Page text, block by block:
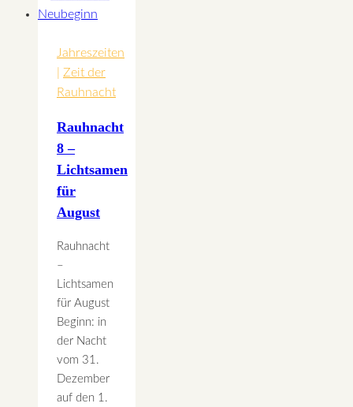
Jahreszeiten
Zeit der
Rauhnacht
Rauhnacht
8 –
Lichtsamen
für
August
Rauhnacht
–
Lichtsamen
für August
Beginn: in
der Nacht
vom 31.
Dezember
auf den 1.